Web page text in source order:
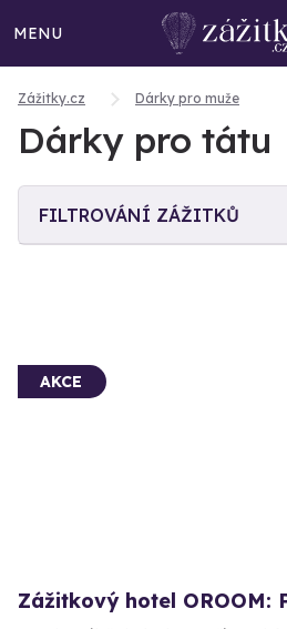
MENU
Zážitky.cz Dárky pro muže
Dárky pro tátu
FILTROVÁNÍ ZÁŽITKŮ
AKCE
Zážitkový hotel OROOM: